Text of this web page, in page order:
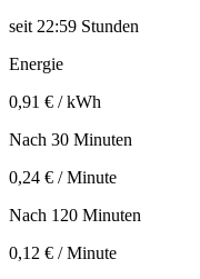
seit 22:59 Stunden
Energie
0,91 € / kWh
Nach 30 Minuten
0,24 € / Minute
Nach 120 Minuten
0,12 € / Minute